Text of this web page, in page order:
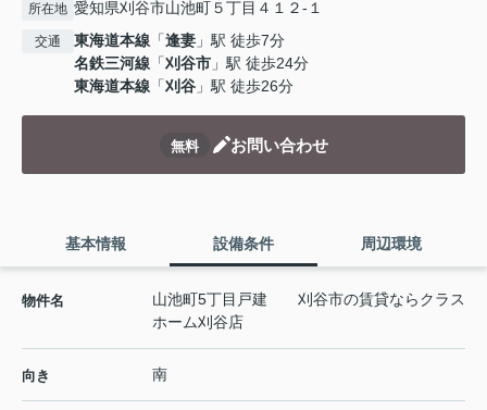
所在地 愛知県刈谷市山池町５丁目４１２-１
交通 東海道本線 「逢妻 」駅 徒歩7分
名鉄三河線 「刈谷市 」駅 徒歩24分
東海道本線 「刈谷 」駅 徒歩26分
無料 お問い合わせ
基本情報 設備条件 周辺環境
物件名
山池町5丁目戸建 刈谷市の賃貸ならクラス
ホーム刈谷店
向き 南